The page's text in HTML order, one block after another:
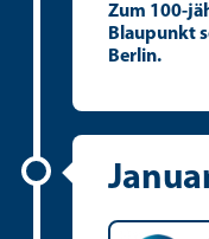
Zum 100-
Blaupunkt
Berlin.